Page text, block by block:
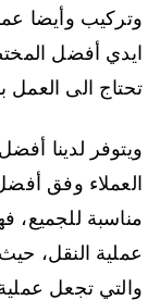
وتركيب وأيضا
ايدي أفضل
تحتاج الى
ويتوفر لدينا
العملاء وفق
مناسبة
عملية النقل،
والتي تجعل